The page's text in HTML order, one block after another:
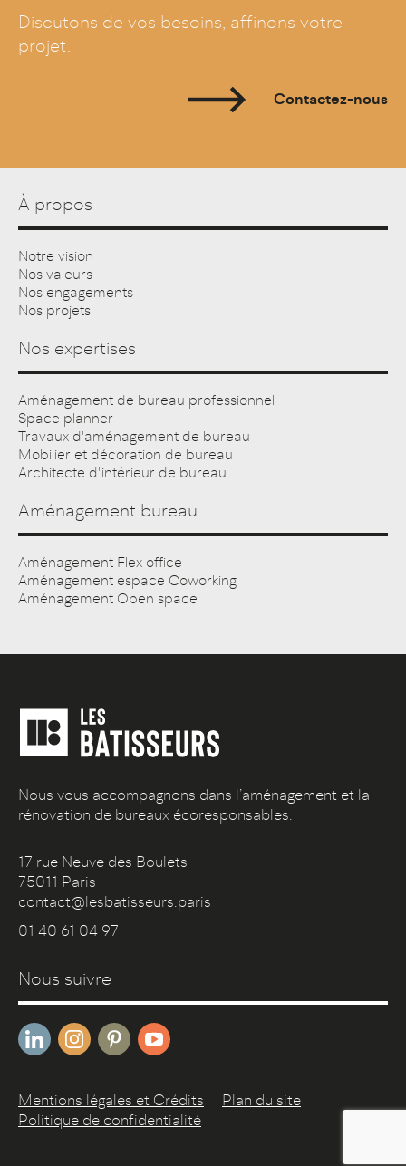
Discutons de vos besoins, affinons votre
projet.
Contactez-nous
À propos
Notre vision
Nos valeurs
Nos engagements
Nos projets
Nos expertises
Aménagement de bureau professionnel
Space planner
Travaux d'aménagement de bureau
Mobilier et décoration de bureau
Architecte d'intérieur de bureau
Aménagement bureau
Aménagement Flex office
Aménagement espace Coworking
Aménagement Open space
Nous vous accompagnons dans l’aménagement et la
rénovation de bureaux écoresponsables.
17 rue Neuve des Boulets
75011 Paris
contact@lesbatisseurs.paris
01 40 61 04 97
Nous suivre
Mentions légales et Crédits
Plan du site
Politique de confidentialité